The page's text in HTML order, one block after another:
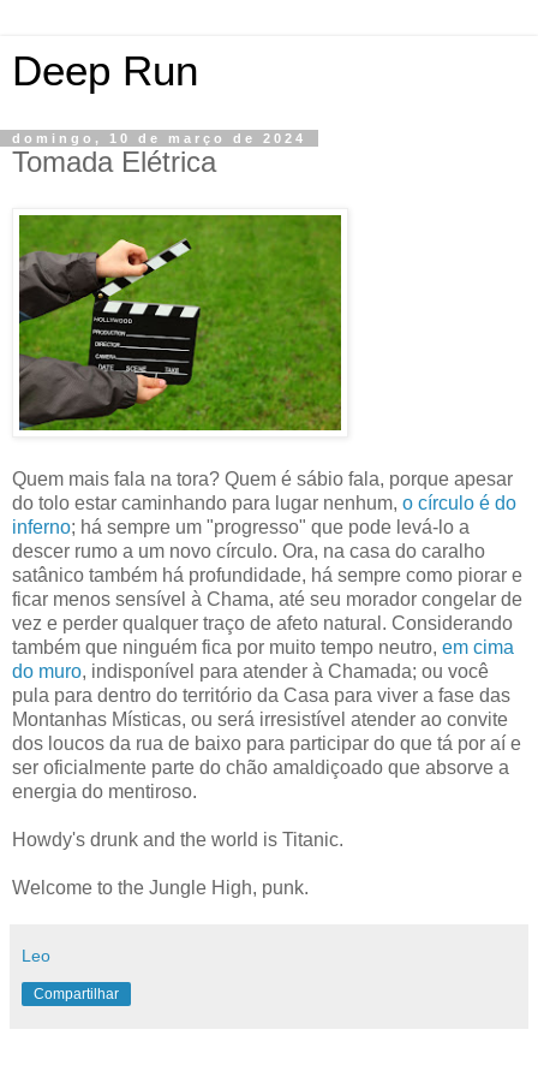
Deep Run
domingo, 10 de março de 2024
Tomada Elétrica
Quem mais fala na tora? Quem é sábio fala, porque apesar
do tolo estar caminhando para lugar nenhum, o círculo é do
inferno; há sempre um "progresso" que pode levá-lo a
descer rumo a um novo círculo. Ora, na casa do caralho
satânico também há profundidade, há sempre como piorar e
ficar menos sensível à Chama, até seu morador congelar de
vez e perder qualquer traço de afeto natural. Considerando
também que ninguém fica por muito tempo neutro, em cima
do muro, indisponível para atender à Chamada; ou você
pula para dentro do território da Casa para viver a fase das
Montanhas Místicas, ou será irresistível atender ao convite
dos loucos da rua de baixo para participar do que tá por aí e
ser oficialmente parte do chão amaldiçoado que absorve a
energia do mentiroso.
Howdy's drunk and the world is Titanic.
Welcome to the Jungle High, punk.
Leo
Compartilhar